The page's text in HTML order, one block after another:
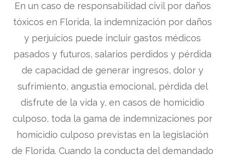
En un caso de responsabilidad civil por daños
tóxicos en Florida, la indemnización por daños
y perjuicios puede incluir gastos médicos
pasados y futuros, salarios perdidos y pérdida
de capacidad de generar ingresos, dolor y
sufrimiento, angustia emocional, pérdida del
disfrute de la vida y, en casos de homicidio
culposo, toda la gama de indemnizaciones por
homicidio culposo previstas en la legislación
de Florida. Cuando la conducta del demandado